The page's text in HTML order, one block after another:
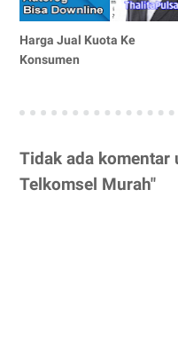
Harga Jual Kuota Ke
Konsumen
Tidak ada komentar
Telkomsel Murah"